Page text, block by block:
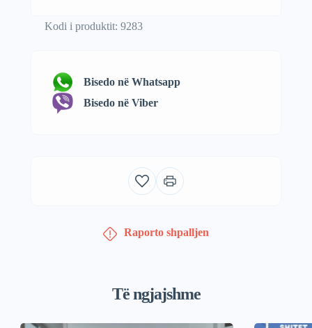
Kodi i produktit: 9283
Bisedo në Whatsapp
Bisedo në Viber
Raporto shpalljen
Të ngjajshme